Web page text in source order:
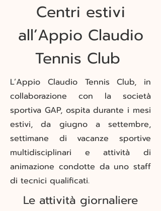
Centri estivi
all’Appio Claudio
Tennis Club
L’Appio Claudio Tennis Club, in
collaborazione con la società
sportiva GAP, ospita durante i mesi
estivi, da giugno a settembre,
settimane di vacanze sportive
multidisciplinari e attività di
animazione condotte da uno staff
di tecnici qualificati.
Le attività giornaliere